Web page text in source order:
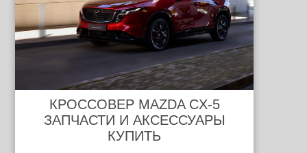
КРОССОВЕР MAZDA CX-5
ЗАПЧАСТИ И АКСЕССУАРЫ
КУПИТЬ